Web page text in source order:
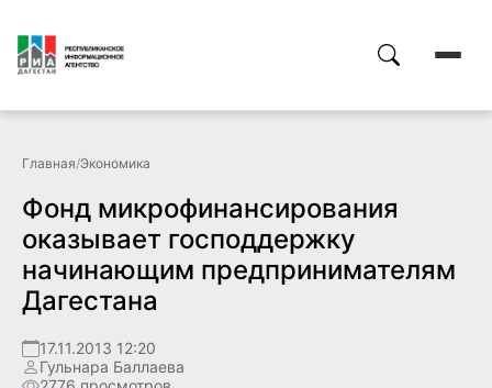
Главная/Экономика
Фонд микрофинансирования
оказывает господдержку
начинающим предпринимателям
Дагестана
17.11.2013 12:20
Гульнара Баллаева